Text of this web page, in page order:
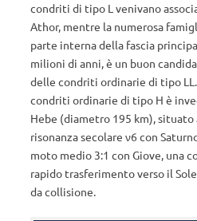
condriti di tipo L venivano
Athor, mentre la numerosa
parte interna della fascia
milioni di anni, è un buon
delle condriti ordinarie di tipo
condriti ordinarie di tipo H è
Hebe (diametro 195 km), situato
risonanza secolare ν6 con
moto medio 3:1 con Giove, una
rapido trasferimento verso il
da collisione.